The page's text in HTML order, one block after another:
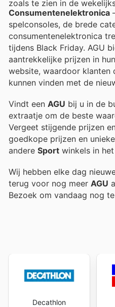
zoals te zien in de
Consumentenelektronica
spelconsoles, de brede
consumentenelektronica
tijdens Black Friday. AGU
aantrekkelijke prijzen in
website, waardoor klanten
kunnen vinden met de
Vindt een AGU bij u in de
extraatje om de beste
Vergeet stijgende prijzen
goedkope prijzen en
andere Sport winkels in
Wij hebben elke dag
terug voor nog meer AGU
Bezoek om vandaag nog
Decathlon